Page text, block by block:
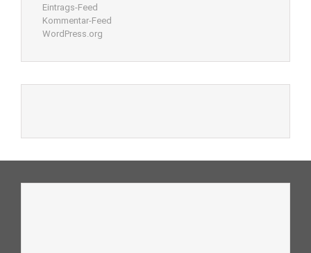
Eintrags-Feed
Kommentar-Feed
WordPress.org